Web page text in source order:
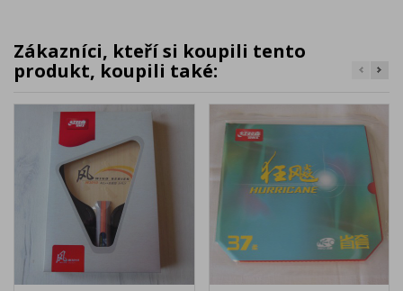
Zákazníci, kteří si koupili tento
produkt, koupili také: